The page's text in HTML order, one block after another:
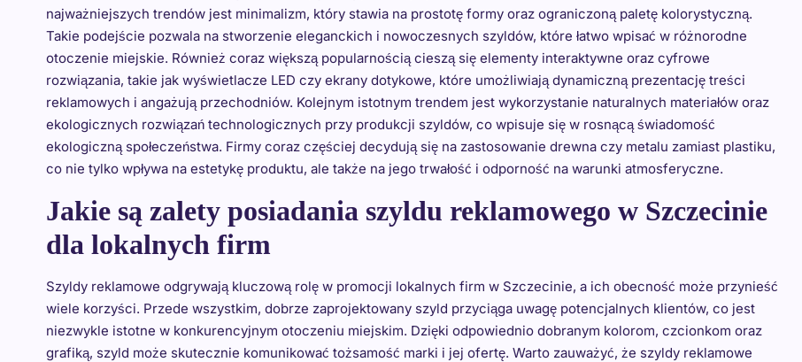
najważniejszych trendów jest minimalizm, który stawia na prostotę formy oraz ograniczoną paletę kolorystyczną.
Takie podejście pozwala na stworzenie eleganckich i nowoczesnych szyldów, które łatwo wpisać w różnorodne
otoczenie miejskie. Również coraz większą popularnością cieszą się elementy interaktywne oraz cyfrowe
rozwiązania, takie jak wyświetlacze LED czy ekrany dotykowe, które umożliwiają dynamiczną prezentację treści
reklamowych i angażują przechodniów. Kolejnym istotnym trendem jest wykorzystanie naturalnych materiałów oraz
ekologicznych rozwiązań technologicznych przy produkcji szyldów, co wpisuje się w rosnącą świadomość
ekologiczną społeczeństwa. Firmy coraz częściej decydują się na zastosowanie drewna czy metalu zamiast plastiku,
co nie tylko wpływa na estetykę produktu, ale także na jego trwałość i odporność na warunki atmosferyczne.
Jakie są zalety posiadania szyldu reklamowego w Szczecinie
dla lokalnych firm
Szyldy reklamowe odgrywają kluczową rolę w promocji lokalnych firm w Szczecinie, a ich obecność może przynieść
wiele korzyści. Przede wszystkim, dobrze zaprojektowany szyld przyciąga uwagę potencjalnych klientów, co jest
niezwykle istotne w konkurencyjnym otoczeniu miejskim. Dzięki odpowiednio dobranym kolorom, czcionkom oraz
grafiką, szyld może skutecznie komunikować tożsamość marki i jej ofertę. Warto zauważyć, że szyldy reklamowe